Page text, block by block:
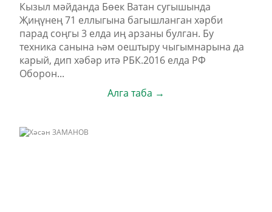
Кызыл мәйданда Бөек Ватан сугышында
Җиңүнең 71 еллыгына багышланган хәрби
парад соңгы 3 елда иң арзаны булган. Бу
техника санына һәм оештыру чыгымнарына да
карый, дип хәбәр итә РБК.2016 елда РФ
Оборон...
Алга таба →